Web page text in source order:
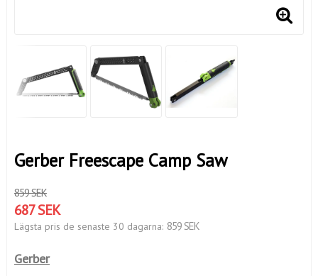
Gerber Freescape Camp Saw
859 SEK
687 SEK
Lägsta pris de senaste 30 dagarna 859 SEK
Gerber